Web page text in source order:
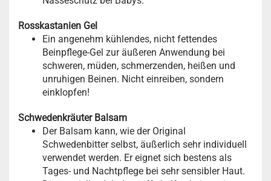
Rosskastanien Gel
Ein angenehm kühlendes, nicht fettendes
Beinpflege-Gel zur äußeren Anwendung bei
schweren, müden, schmerzenden, heißen und
unruhigen Beinen. Nicht einreiben, sondern
einklopfen!
Schwedenkräuter Balsam
Der Balsam kann, wie der Original
Schwedenbitter selbst, äußerlich sehr individuell
verwendet werden. Er eignet sich bestens als
Tages- und Nachtpflege bei sehr sensibler Haut.